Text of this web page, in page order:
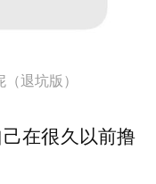
退坑版）
在很久以前撸